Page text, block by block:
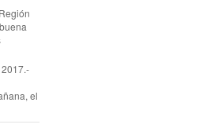
el